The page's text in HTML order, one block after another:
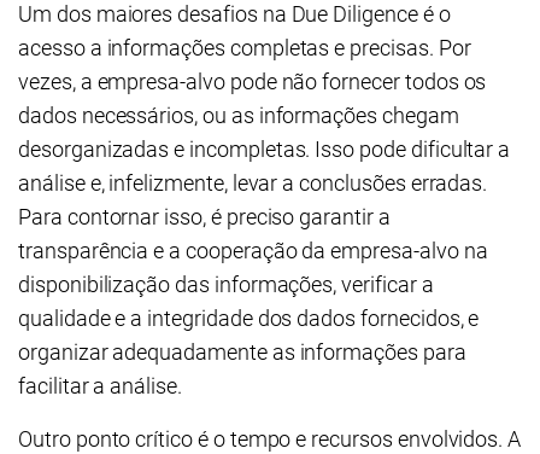
Um dos maiores desafios na Due Diligence é o
acesso a informações completas e precisas. Por
vezes, a empresa-alvo pode não fornecer todos os
dados necessários, ou as informações chegam
desorganizadas e incompletas. Isso pode dificultar a
análise e, infelizmente, levar a conclusões erradas.
Para contornar isso, é preciso garantir a
transparência e a cooperação da empresa-alvo na
disponibilização das informações, verificar a
qualidade e a integridade dos dados fornecidos, e
organizar adequadamente as informações para
facilitar a análise.
Outro ponto crítico é o tempo e recursos envolvidos. A